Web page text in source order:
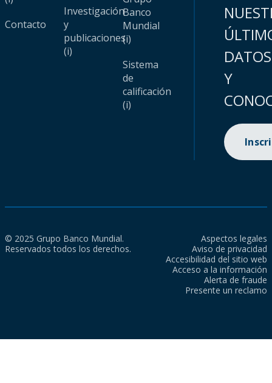
Contacto
Investigación
y
publicaciones
(i)
Banco
Mundial
(i)
Sistema
de
calificación
(i)
DATOS
Y
© 2025 Grupo Banco Mundial.
Reservados todos los derechos.
Aspectos legales
Aviso de privacidad
Accesibilidad del sitio web
Acceso a la información
Alerta de fraude
Presente un reclamo